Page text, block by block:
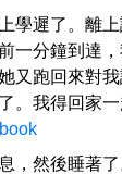
學遲了。離
一分鐘到達
又跑回來對
。我得回家一
，然後睡著